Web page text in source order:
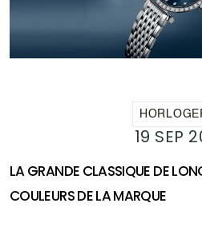
19 SEP
LA GRANDE CLASSIQUE DE
COULEURS DE LA MARQUE